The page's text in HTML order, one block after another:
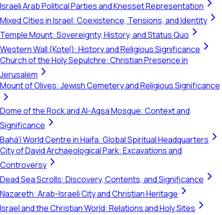
Israeli Arab Political Parties and Knesset Representation
Mixed Cities in Israel: Coexistence, Tensions, and Identity
Temple Mount: Sovereignty, History, and Status Quo
Western Wall (Kotel): History and Religious Significance
Church of the Holy Sepulchre: Christian Presence in
Jerusalem
Mount of Olives: Jewish Cemetery and Religious Significance
Dome of the Rock and Al-Aqsa Mosque: Context and
Significance
Bahá'í World Centre in Haifa: Global Spiritual Headquarters
City of David Archaeological Park: Excavations and
Controversy
Dead Sea Scrolls: Discovery, Contents, and Significance
Nazareth: Arab-Israeli City and Christian Heritage
Israel and the Christian World: Relations and Holy Sites